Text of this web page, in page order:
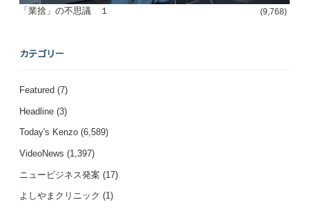
「業捨」の不思議 １ (9,768)
カテゴリー
Featured (7)
Headline (3)
Today's Kenzo (6,589)
VideoNews (1,397)
ニュービジネス発案 (17)
よしやまクリニック (1)